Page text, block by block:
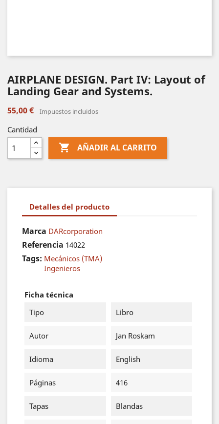
AIRPLANE DESIGN. Part IV: Layout of
Landing Gear and Systems.
55,00 € Impuestos incluidos
Cantidad
 AÑADIR AL CARRITO
Detalles del producto
Marca DARcorporation
Referencia 14022
Tags: Mecánicos (TMA)
Ingenieros
Ficha técnica
Tipo
Libro
Autor Jan Roskam
Idioma English
Páginas 416
Tapas Blandas